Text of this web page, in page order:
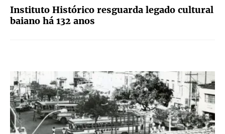
Instituto Histórico resguarda legado cultural
baiano há 132 anos